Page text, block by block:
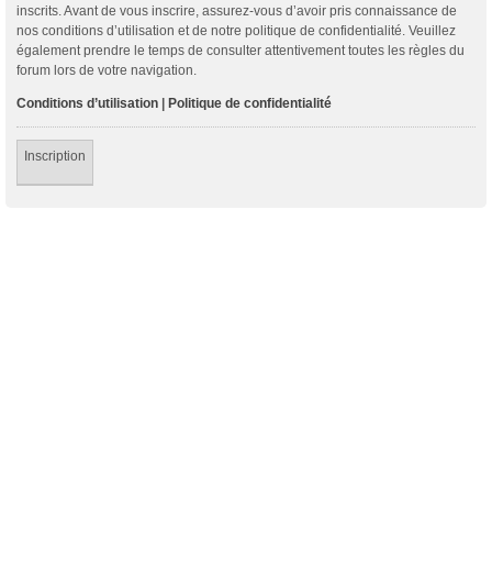
inscrits. Avant de vous inscrire, assurez-vous d’avoir pris connaissance de
nos conditions d’utilisation et de notre politique de confidentialité. Veuillez
également prendre le temps de consulter attentivement toutes les règles du
forum lors de votre navigation.
Conditions d’utilisation | Politique de confidentialité
Inscription